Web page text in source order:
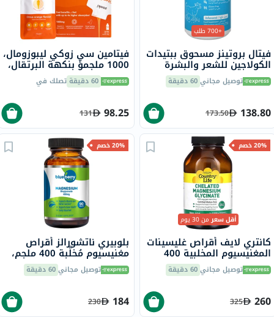
+700 طلب
فيتال بروتينز مسحوق ببتيدات
الكولاجين للشعر والبشرة
والأظافر 284 جرامتوصيل مجاني60 دقيقة
138.80
173.50
فيتامين سي زوكي ليبوزومال،
1000 ملجمؤ بنكهة البرتقال،
للأطفال، كيس 15 مل، 14
قطعة 60 دقيقة تصلك في
98.25
131
20% خصم
أقل سعرمن 30 يوم
كانتري لايف أقراص غليسينات
المغنيسيوم المخلبية 400
ملجم لصحة العظام والعضلات،
حزمة من 180توصيل مجاني60 دقيقة
260
325
20% خصم
بلوبيري ناتشورالز أقراص
مغنيسيوم مُخلَّبة 400 ملجم،
90 قطعة B0258 توصيل مجاني60 دقيقة
184
230